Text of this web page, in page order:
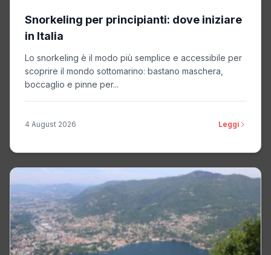
Snorkeling per principianti: dove iniziare
in Italia
Lo snorkeling è il modo più semplice e accessibile per
scoprire il mondo sottomarino: bastano maschera,
boccaglio e pinne per...
4 August 2026 Leggi